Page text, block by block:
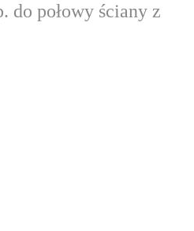
do połowy ściany z